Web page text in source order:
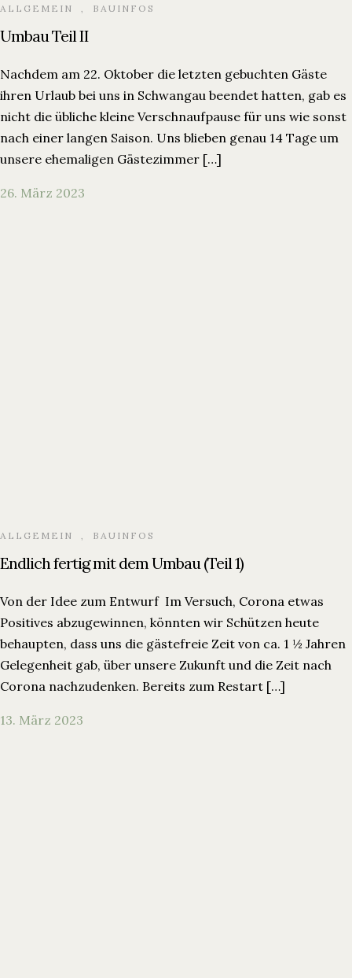
ALLGEMEIN , BAUINFOS
Umbau Teil II
Nachdem am 22. Oktober die letzten gebuchten Gäste
ihren Urlaub bei uns in Schwangau beendet hatten, gab es
nicht die übliche kleine Verschnaufpause für uns wie sonst
nach einer langen Saison. Uns blieben genau 14 Tage um
unsere ehemaligen Gästezimmer […]
26. März 2023
ALLGEMEIN , BAUINFOS
Endlich fertig mit dem Umbau (Teil 1)
Von der Idee zum Entwurf Im Versuch, Corona etwas
Positives abzugewinnen, könnten wir Schützen heute
behaupten, dass uns die gästefreie Zeit von ca. 1 ½ Jahren
Gelegenheit gab, über unsere Zukunft und die Zeit nach
Corona nachzudenken. Bereits zum Restart […]
13. März 2023